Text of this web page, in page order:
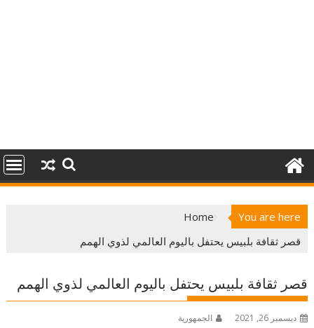
You are here
Home
قصر ثقافة بلبيس يحتفل باليوم العالمي لذوي الهمم
قصر ثقافة بلبيس يحتفل باليوم العالمي لذوي الهمم
ديسمبر 26, 2021 الجمهورية